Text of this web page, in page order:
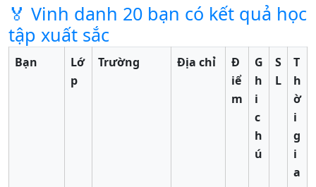
🏅 Vinh danh 20 bạn có kết quả học
tập xuất sắc
Bạn
Lớ
p
Trường Địa chỉ
Đ
iể
m
G
h
i
c
h
ú
S
L
T
h
ờ
i
g
i
a